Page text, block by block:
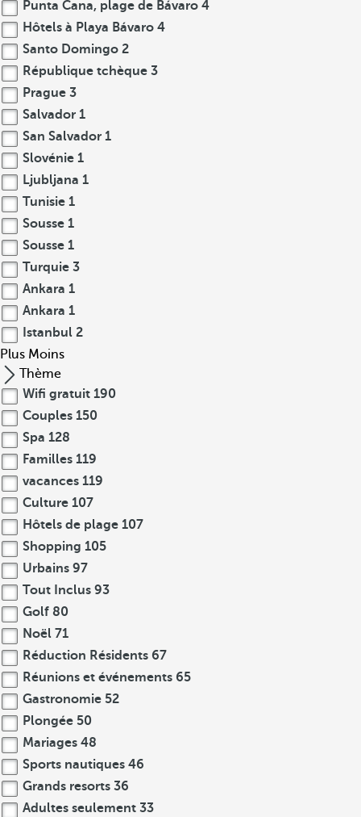
Punta Cana, plage de Bávaro 4
Hôtels à Playa Bávaro 4
Santo Domingo 2
République tchèque 3
Prague 3
Salvador 1
San Salvador 1
Slovénie 1
Ljubljana 1
Tunisie 1
Sousse 1
Sousse 1
Turquie 3
Ankara 1
Ankara 1
Istanbul 2
Plus Moins
Thème
Wifi gratuit 190
Couples 150
Spa 128
Familles 119
vacances 119
Culture 107
Hôtels de plage 107
Shopping 105
Urbains 97
Tout Inclus 93
Golf 80
Noël 71
Réduction Résidents 67
Réunions et événements 65
Gastronomie 52
Plongée 50
Mariages 48
Sports nautiques 46
Grands resorts 36
Adultes seulement 33